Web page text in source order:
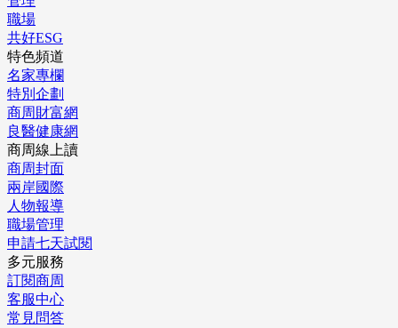
職場
共好ESG
特色頻道
名家專欄
特別企劃
商周財富網
良醫健康網
商周線上讀
商周封面
兩岸國際
人物報導
職場管理
申請七天試閱
多元服務
訂閱商周
客服中心
常見問答